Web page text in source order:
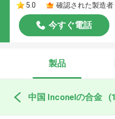
5.0
確認された製造者
今すぐ電話
製品
中国 Inconelの合金